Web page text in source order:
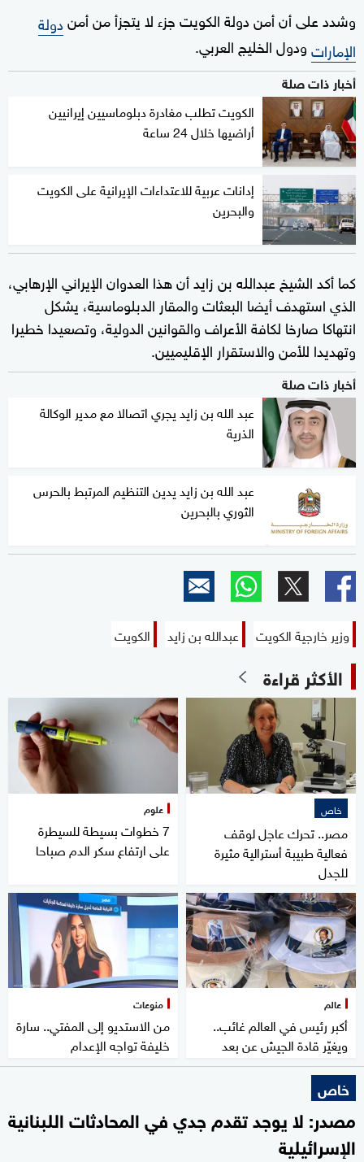
وشدد على أن أمن دولة الكويت جزء لا يتجزأ من أمندولة
الإماراتودول الخليج العربي.
أخبار ذات صلة
الكويت تطلب مغادرة دبلوماسيين إيرانيين
أراضيها خلال 24 ساعة
إدانات عربية للاعتداءات الإيرانية على الكويت
والبحرين
كما أكد الشيخ عبدالله بن زايد أن هذا العدوان الإيراني الإرهابي،
الذي استهدف أيضا البعثات والمقار الدبلوماسية، يشكل
انتهاكا صارخا لكافة الأعراف والقوانين الدولية، وتصعيدا خطيرا
وتهديدا للأمن والاستقرار الإقليميين.
أخبار ذات صلة
عبد الله بن زايد يجري اتصالا مع مدير الوكالة
الذرية
عبد الله بن زايد يدين التنظيم المرتبط بالحرس
الثوري بالبحرين
وزير خارجية الكويت عبدالله بن زايد الكويت
الأكثر قراءة
خاص
مصر.. تحرك عاجل لوقف
فعالية طبيبة أسترالية مثيرة
للجدل
علوم
7 خطوات بسيطة للسيطرة
على ارتفاع سكر الدم صباحا
عالم
أكبر رئيس في العالم غائب..
ويغيّر قادة الجيش عن بعد
منوعات
من الاستديو إلى المفتي.. سارة
خليفة تواجه الإعدام
خاص
مصدر: لا يوجد تقدم جدي في المحادثات اللبنانية
الإسرائيلية